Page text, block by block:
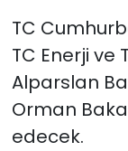
TC
TC Enerji ve
Alparslan
Orman
edecek.
YAŞAM
Yazarlar